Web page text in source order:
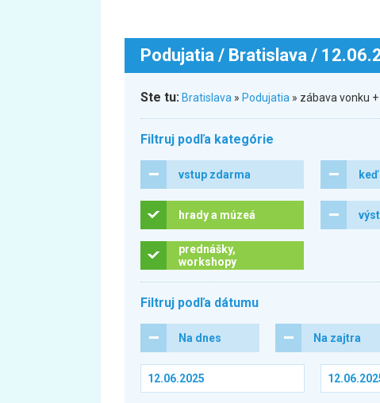
Podujatia / Bratislava /
Ste tu: Bratislava » Podujatia » zábava vonku
Filtruj podľa kategórie
vstup zdarma
hrady a múzeá
prednášky,
workshopy
Filtruj podľa dátumu
Na dnes Na zajtra